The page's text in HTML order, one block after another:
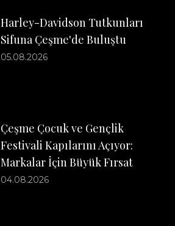
Harley-Davidson Tutkunları
Sifuna Çeşme'de Buluştu
05.08.2026
Çeşme Çocuk ve Gençlik
Festivali Kapılarını Açıyor:
Markalar İçin Büyük Fırsat
04.08.2026